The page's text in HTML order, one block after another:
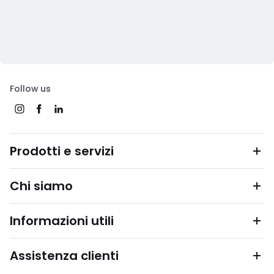
Follow us
Prodotti e servizi
Chi siamo
Informazioni utili
Assistenza clienti